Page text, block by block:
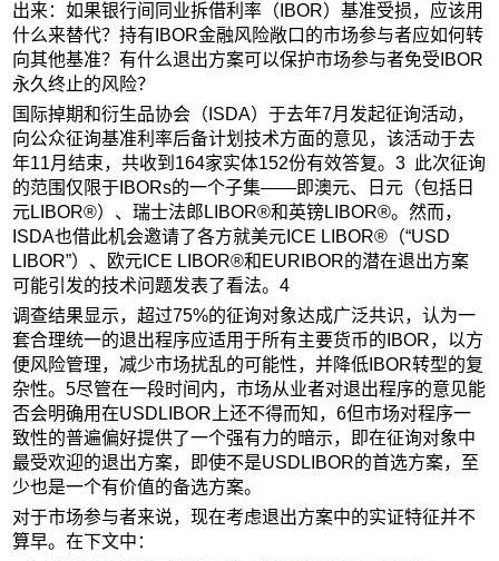
出来：如果银行间同业拆借利率（IBOR）基准受损，应该用
什么来替代？持有IBOR金融风险敞口的市场参与者应如何转
向其他基准？有什么退出方案可以保护市场参与者免受IBOR
永久终止的风险？
国际掉期和衍生品协会（ISDA）于去年7月发起征询活动，
向公众征询基准利率后备计划技术方面的意见，该活动于去
年11月结束，共收到164家实体152份有效答复。3 此次征询
的范围仅限于IBORs的一个子集——即澳元、日元（包括日
元LIBOR®）、瑞士法郎LIBOR®和英镑LIBOR®。然而，
ISDA也借此机会邀请了各方就美元ICE LIBOR®（“USD
LIBOR”）、欧元ICE LIBOR®和EURIBOR的潜在退出方案
可能引发的技术问题发表了看法。4
调查结果显示，超过75%的征询对象达成广泛共识，认为一
套合理统一的退出程序应适用于所有主要货币的IBOR，以方
便风险管理，减少市场扰乱的可能性，并降低IBOR转型的复
杂性。5尽管在一段时间内，市场从业者对退出程序的意见能
否会明确用在USDLIBOR上还不得而知，6但市场对程序一
致性的普遍偏好提供了一个强有力的暗示，即在征询对象中
最受欢迎的退出方案，即使不是USDLIBOR的首选方案，至
少也是一个有价值的备选方案。
对于市场参与者来说，现在考虑退出方案中的实证特征并不
算早。在下文中：